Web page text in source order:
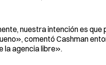
nuestra intención es que
comentó Cashman
la agencia libre».